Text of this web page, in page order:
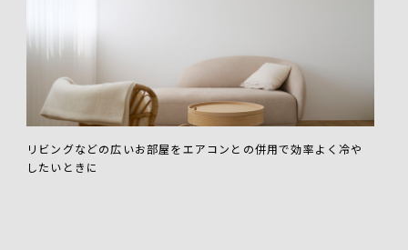
リビングなどの広いお部屋をエアコンとの併用で効率よく冷や
したいときに